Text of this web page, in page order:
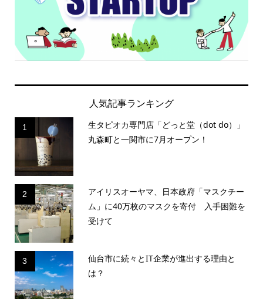
人気記事ランキング
1
生タピオカ専門店「どっと堂（dot do）」
丸森町と一関市に7月オープン！
2
アイリスオーヤマ、日本政府「マスクチー
ム」に40万枚のマスクを寄付 入手困難を
受けて
3
仙台市に続々とIT企業が進出する理由と
は？